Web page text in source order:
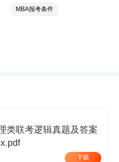
MBA报考条件
下载